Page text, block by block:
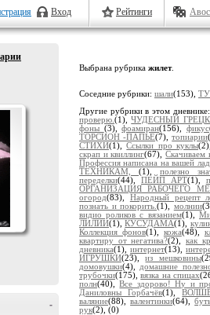
Вход Рейтинги
-
Выбрана рубрика жилет.
Соседние рубрики: шали(153),
Другие рубрики в этом
проверю. (1),ЧУДЕСНЫЙ
фоны (3),фоамиран(156),фикус
ТОРСИОН -ПАПЬЕ(7),топиарии
СТИХИ(1),Ссылки про куклы
скрап и квиллинг(67),Скачиваем
Профессия написана на вашей
ТЕХНИКАМ, (1), полезно
переделки(44), ПЕЙП АРТ(1),
ОРГАНИЗАЦИЯ РАБОЧЕГО
огород(83), Народный рецепт
познать и покорить.(1), молнии
видио роликов с вязанием(1),
ЛИЛИИ(1),КУСУДАМА(1),
Коллекция фонов(1), кожа(48),
квартиру от негатива?(2),как
дневника(1),интернет(13),
ИГРУШКИ(23),из мешковины
домовушки(4), домашние
трубочки(175),вязка на спицах
полн(40),Все здорово! Ну и
Даниловны Горбачёв(1),
валяние(88),валентинки(64),
рук(2), (0)